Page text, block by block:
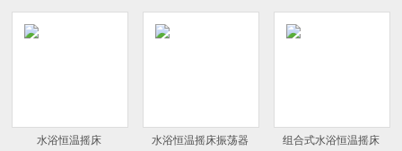
水浴恒温摇床 水浴恒温摇床振荡器 组合式水浴恒温摇床